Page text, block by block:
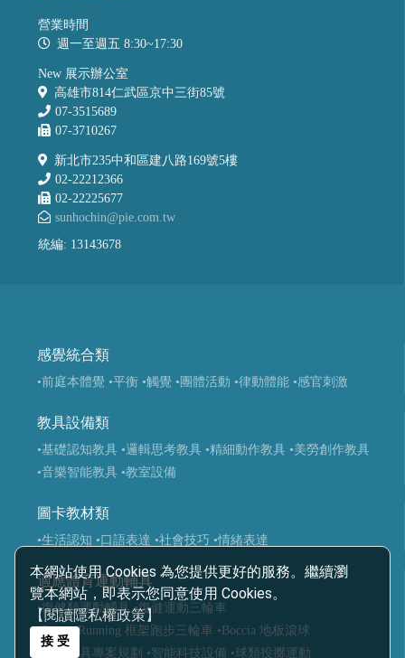
本網站使用 Cookies 為您提供更好的服務。繼續瀏
覽本網站，即表示您同意使用 Cookies。
【閱讀隱私權政策】
接 受
營業時間
週一至週五 8:30~17:30
New 展示辦公室
高雄市814仁武區京中三街85號
07-3515689
07-3710267
新北市235中和區建八路169號5樓
02-22212366
02-22225677
sunhochin@pie.com.tw
統編: 13143678
感覺統合類
•前庭本體覺 •平衡 •觸覺 •團體活動 •律動體能 •感官刺激
教具設備類
•基礎認知教具 •邏輯思考教具 •精細動作教具 •美勞創作教具
•音樂智能教具 •教室設備
圖卡教材類
•生活認知 •口語表達 •社會技巧 •情緒表達
適應體育運動輔具
•復健類運動輔具 •復健運動三輪車
•Frame Running 框架跑步三輪車 •Boccia 地板滾球
•運動輔具專案規劃 •智能科技設備 •球類投擲運動